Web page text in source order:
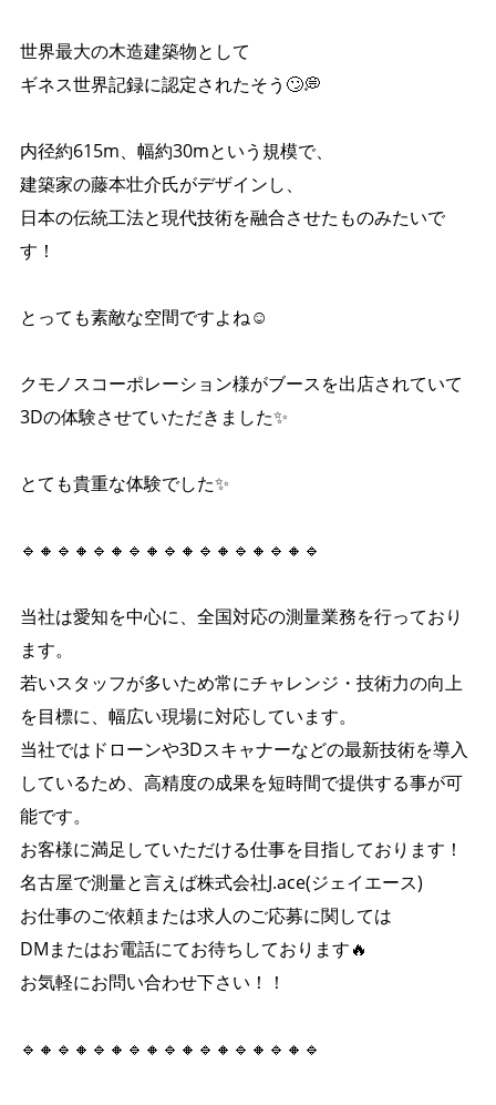
世界最大の木造建築物として
ギネス世界記録に認定されたそう🙄💭
内径約615m、幅約30mという規模で、
建築家の藤本壮介氏がデザインし、
日本の伝統工法と現代技術を融合させたものみたいで
す！
とっても素敵な空間ですよね☺️
クモノスコーポレーション様がブースを出店されていて
3Dの体験させていただきました✨
とても貴重な体験でした✨
🔹🔸🔹🔸🔹🔸🔹🔸🔹🔸🔹🔸🔹🔸🔹🔸🔹
当社は愛知を中心に、全国対応の測量業務を行っており
ます。
若いスタッフが多いため常にチャレンジ・技術力の向上
を目標に、幅広い現場に対応しています。
当社ではドローンや3Dスキャナーなどの最新技術を導入
しているため、高精度の成果を短時間で提供する事が可
能です。
お客様に満足していただける仕事を目指しております！
名古屋で測量と言えば株式会社J.ace(ジェイエース)
お仕事のご依頼または求人のご応募に関しては
DMまたはお電話にてお待ちしております🔥
お気軽にお問い合わせ下さい！！
🔹🔸🔹🔸🔹🔸🔹🔸🔹🔸🔹🔸🔹🔸🔹🔸🔹